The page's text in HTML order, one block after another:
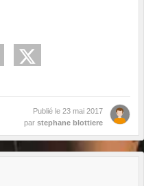
Publié le 23 mai 2017
par stephane blottiere